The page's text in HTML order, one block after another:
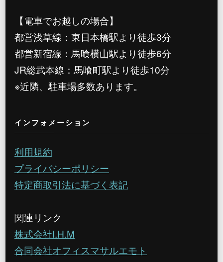
【電車でお越しの場合】
都営浅草線：東日本橋駅より徒歩3分
都営新宿線：馬喰横山駅より徒歩6分
JR総武本線：馬喰町駅より徒歩10分
※近隣、駐車場多数あります。
インフォメーション
利用規約
プライバシーポリシー
特定商取引法に基づく表記
関連リンク
株式会社I.H.M
合同会社オフィスマサルエモト